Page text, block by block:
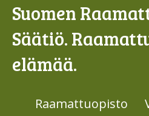
Suomen
Säätiö.
elämää.
Raamattuopisto